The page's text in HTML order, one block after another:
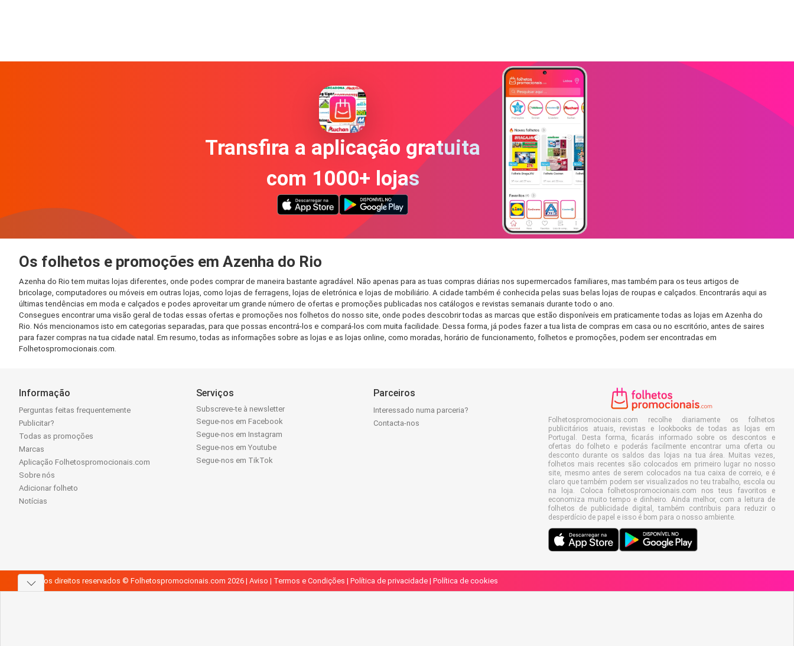
Transfira a aplicação gratuita
com 1000+ lojas
Os folhetos e promoções em Azenha do Rio
Azenha do Rio tem muitas lojas diferentes, onde podes comprar de maneira bastante agradável. Não apenas para as tuas compras diárias nos supermercados familiares, mas também para os teus artigos de
bricolage, computadores ou móveis em outras lojas, como lojas de ferragens, lojas de eletrónica e lojas de mobiliário. A cidade também é conhecida pelas suas belas lojas de roupas e calçados. Encontrarás aqui as
últimas tendências em moda e calçados e podes aproveitar um grande número de ofertas e promoções publicadas nos catálogos e revistas semanais durante todo o ano.
Consegues encontrar uma visão geral de todas essas ofertas e promoções nos folhetos do nosso site, onde podes descobrir todas as marcas que estão disponíveis em praticamente todas as lojas em Azenha do
Rio. Nós mencionamos isto em categorias separadas, para que possas encontrá-los e compará-los com muita facilidade. Dessa forma, já podes fazer a tua lista de compras em casa ou no escritório, antes de saires
para fazer compras na tua cidade natal. Em resumo, todas as informações sobre as lojas e as lojas online, como moradas, horário de funcionamento, folhetos e promoções, podem ser encontradas em
Folhetospromocionais.com.
Informação
Perguntas feitas frequentemente
Publicitar?
Todas as promoções
Marcas
Aplicação Folhetospromocionais.com
Sobre nós
Adicionar folheto
Notícias
Serviços
Subscreve-te à newsletter
Segue-nos em Facebook
Segue-nos em Instagram
Segue-nos em Youtube
Segue-nos em TikTok
Parceiros
Interessado numa parceria?
Contacta-nos
Folhetospromocionais.com recolhe diariamente os folhetos
publicitários atuais, revistas e lookbooks de todas as lojas em
Portugal. Desta forma, ficarás informado sobre os descontos e
ofertas do folheto e poderás facilmente encontrar uma oferta ou
desconto durante os saldos das lojas na tua área. Muitas vezes,
folhetos mais recentes são colocados em primeiro lugar no nosso
site, mesmo antes de serem colocados na tua caixa de correio, e é
claro que também podem ser visualizados no teu trabalho, escola ou
na loja. Coloca folhetospromocionais.com nos teus favoritos e
economiza muito tempo e dinheiro. Ainda melhor, com a leitura de
folhetos de publicidade digital, também contribuis para reduzir o
desperdício de papel e isso é bom para o nosso ambiente.
Todos os direitos reservados © Folhetospromocionais.com 2026 | Aviso | Termos e Condições | Política de privacidade | Política de cookies